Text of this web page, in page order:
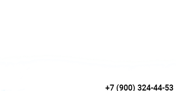
+7 (900) 324-44-53